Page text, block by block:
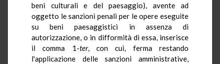
beni culturali e del paesaggio), avente ad
oggetto le sanzioni penali per le opere eseguite
su beni paesaggistici in assenza di
autorizzazione, o in difformità di essa, inserisce
il comma 1-ter, con cui, ferma restando
l'applicazione delle sanzioni amministrative,